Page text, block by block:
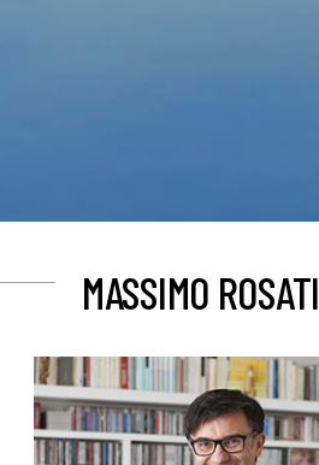
MASSIMO ROSATI